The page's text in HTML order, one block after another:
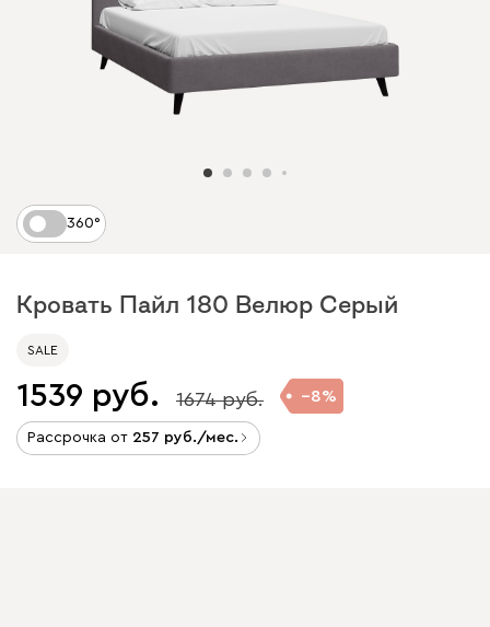
360°
Кровать Пайл 180 Велюр Серый
SALE
1539 1674 8
Рассрочка от 257 /мес.